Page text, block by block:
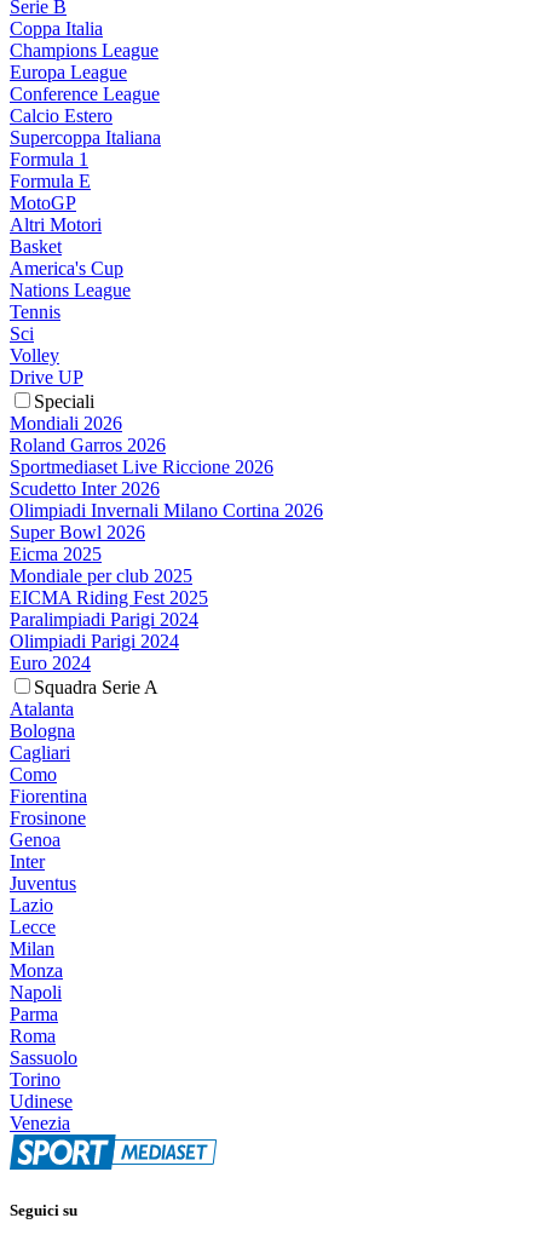
Serie B
Coppa Italia
Champions League
Europa League
Conference League
Calcio Estero
Supercoppa Italiana
Formula 1
Formula E
MotoGP
Altri Motori
Basket
America's Cup
Nations League
Tennis
Sci
Volley
Drive UP
Speciali
Mondiali 2026
Roland Garros 2026
Sportmediaset Live Riccione 2026
Scudetto Inter 2026
Olimpiadi Invernali Milano Cortina 2026
Super Bowl 2026
Eicma 2025
Mondiale per club 2025
EICMA Riding Fest 2025
Paralimpiadi Parigi 2024
Olimpiadi Parigi 2024
Euro 2024
Squadra Serie A
Atalanta
Bologna
Cagliari
Como
Fiorentina
Frosinone
Genoa
Inter
Juventus
Lazio
Lecce
Milan
Monza
Napoli
Parma
Roma
Sassuolo
Torino
Udinese
Venezia
Seguici su